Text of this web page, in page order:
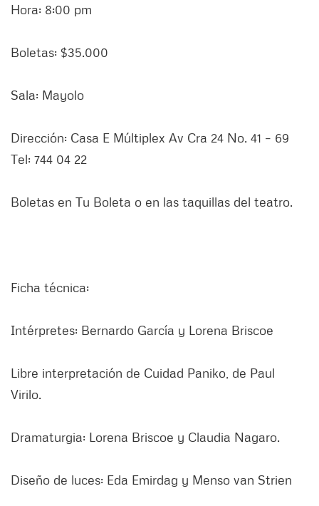
Hora: 8:00 pm
Boletas: $35.000
Sala: Mayolo
Dirección: Casa E Múltiplex Av Cra 24 No. 41 – 69
Tel: 744 04 22
Boletas en Tu Boleta o en las taquillas del teatro.
Ficha técnica:
Intérpretes: Bernardo García y Lorena Briscoe
Libre interpretación de Cuidad Paniko, de Paul
Virilo.
Dramaturgia: Lorena Briscoe y Claudia Nagaro.
Diseño de luces: Eda Emirdag y Menso van Strien